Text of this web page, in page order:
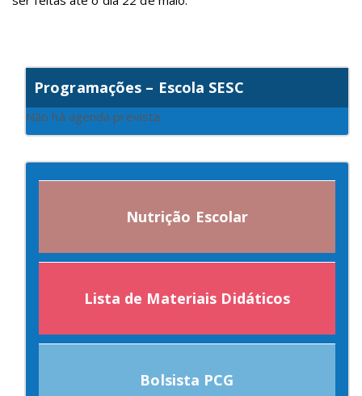
Programações – Escola SESC
Não há agenda prevista
Nutrição Escolar
Lista de Materiais Didáticos
Bolsista PCG